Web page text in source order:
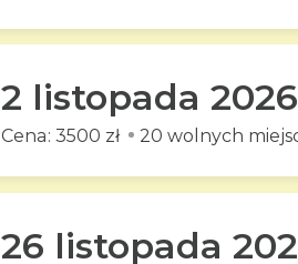
2 listopada 2026
3500 zł 20 wolnych
26 listopada